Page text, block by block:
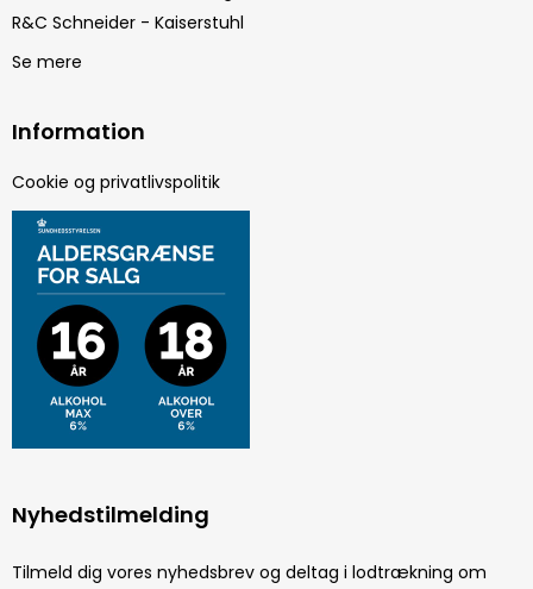
R&C Schneider - Kaiserstuhl
Se mere
Information
Cookie og privatlivspolitik
Nyhedstilmelding
Tilmeld dig vores nyhedsbrev og deltag i lodtrækning om